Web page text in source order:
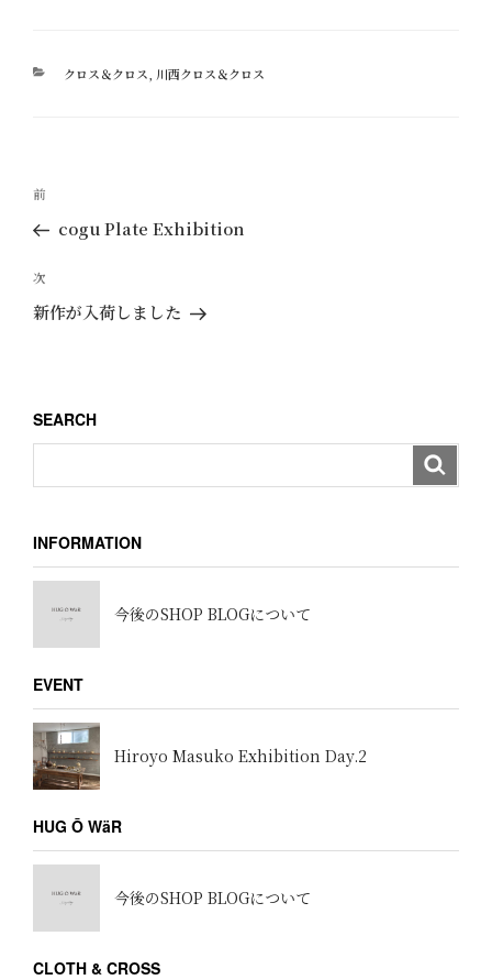
カ
クロス＆クロス, 川西クロス＆クロス
投
ナ
ビ
ゲ
ン
過
去
投
稿
前
cogu Plate Exhibition
次
の
次
新作が入荷しました
SEARCH
INFORMATION
今後のSHOP BLOGについて
EVENT
Hiroyo Masuko Exhibition Day.2
HUG Ō WäR
今後のSHOP BLOGについて
CLOTH & CROSS